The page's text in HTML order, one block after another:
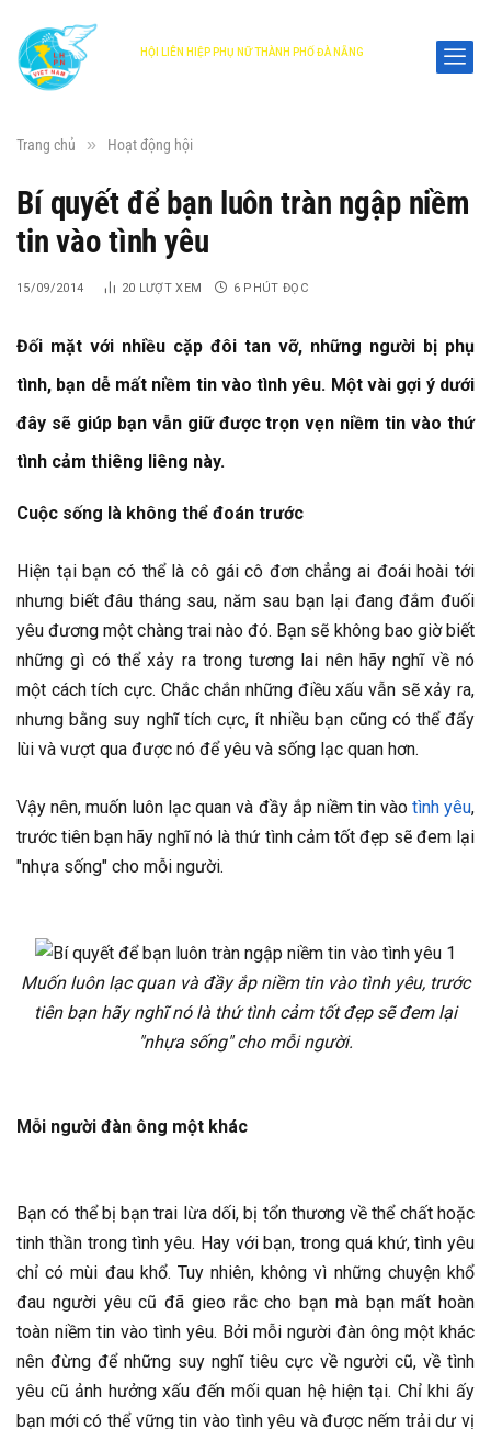
HỘI LIÊN HIỆP PHỤ NỮ THÀNH PHỐ ĐÀ NẴNG
Trang chủ » Hoạt động hội
Bí quyết để bạn luôn tràn ngập niềm
tin vào tình yêu
15/09/2014 20 LƯỢT XEM 6 PHÚT ĐỌC
Đối mặt với nhiều cặp đôi tan vỡ, những người bị phụ
tình, bạn dễ mất niềm tin vào tình yêu. Một vài gợi ý dưới
đây sẽ giúp bạn vẫn giữ được trọn vẹn niềm tin vào thứ
tình cảm thiêng liêng này.
Cuộc sống là không thể đoán trước
Hiện tại bạn có thể là cô gái cô đơn chẳng ai đoái hoài tới
nhưng biết đâu tháng sau, năm sau bạn lại đang đắm đuối
yêu đương một chàng trai nào đó. Bạn sẽ không bao giờ biết
những gì có thể xảy ra trong tương lai nên hãy nghĩ về nó
một cách tích cực. Chắc chắn những điều xấu vẫn sẽ xảy ra,
nhưng bằng suy nghĩ tích cực, ít nhiều bạn cũng có thể đẩy
lùi và vượt qua được nó để yêu và sống lạc quan hơn.
Vậy nên, muốn luôn lạc quan và đầy ắp niềm tin vào tình yêu,
trước tiên bạn hãy nghĩ nó là thứ tình cảm tốt đẹp sẽ đem lại
"nhựa sống" cho mỗi người.
Muốn luôn lạc quan và đầy ắp niềm tin vào tình yêu, trước
tiên bạn hãy nghĩ nó là thứ tình cảm tốt đẹp sẽ đem lại
"nhựa sống" cho mỗi người.
Mỗi người đàn ông một khác
Bạn có thể bị bạn trai lừa dối, bị tổn thương về thể chất hoặc
tinh thần trong tình yêu. Hay với bạn, trong quá khứ, tình yêu
chỉ có mùi đau khổ. Tuy nhiên, không vì những chuyện khổ
đau người yêu cũ đã gieo rắc cho bạn mà bạn mất hoàn
toàn niềm tin vào tình yêu. Bởi mỗi người đàn ông một khác
nên đừng để những suy nghĩ tiêu cực về người cũ, về tình
yêu cũ ảnh hưởng xấu đến mối quan hệ hiện tại. Chỉ khi ấy
bạn mới có thể vững tin vào tình yêu và được nếm trải dư vị